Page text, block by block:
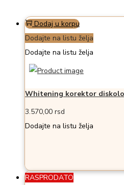
Dodaj u korpu
Dodajte na listu želja
Dodajte na listu želja
Whitening korektor
3.570,00 rsd
Dodajte na listu želja
RASPRODATO